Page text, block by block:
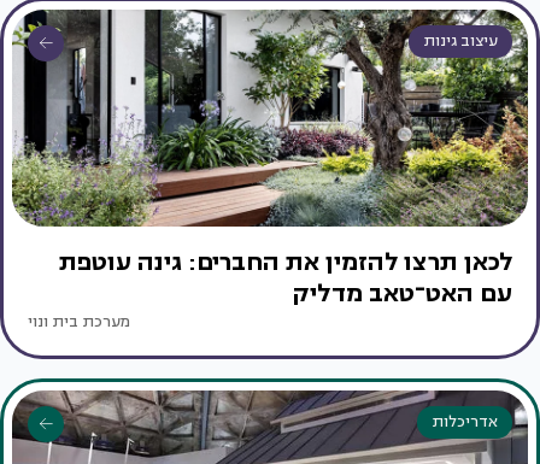
עיצוב גינות
לכאן תרצו להזמין את החברים: גינה עוטפת
עם האט־טאב מדליק
מערכת בית ונוי
אדריכלות